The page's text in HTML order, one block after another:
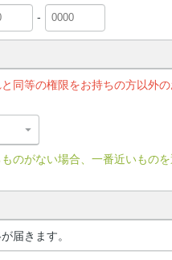
-
同等の権限をお持ちの方以外
のがない場合、一番近いもの
届きます。